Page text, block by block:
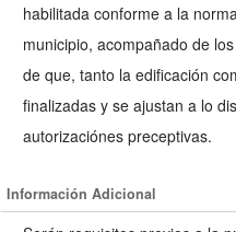
habilitada conforme a la
municipio, acompañado de
de que, tanto la edificación
finalizadas y se ajustan a lo
autorizaciónes preceptivas.
Información Adicional